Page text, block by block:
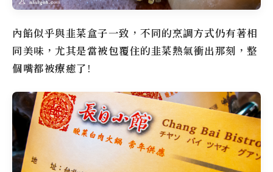
內餡似乎與韭菜盒子一致，不同的烹調方式仍有著相
同美味，尤其是當被包覆住的韭菜熱氣衝出那刻，整
個嘴都被療癒了!